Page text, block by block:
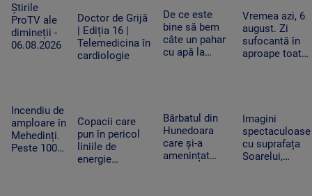
de acasă
Știrile
ProTV ale
dimineții -
06.08.2026
Doctor de Grijă
| Ediția 16 |
Telemedicina în
cardiologie
De ce este
bine să bem
câte un pahar
cu apă la
organismul să
funcționeze
Vremea azi, 6
august. Zi
sufocantă în
aproape toată
zone
Incendiu de
amploare în
Mehedinți.
Peste 100
Copacii care
pun în pericol
liniile de
energie
Bărbatul din
Hunedoara
care și-a
amenințat
Imagini
spectaculoase
cu suprafața
Soarelui,